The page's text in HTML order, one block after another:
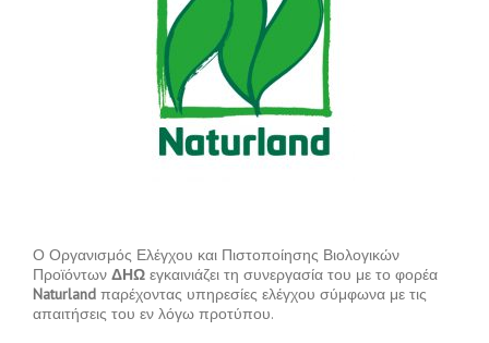
Ο Οργανισμός Ελέγχου και Πιστοποίησης Βιολογικών
Προϊόντων ΔΗΩ εγκαινιάζει τη συνεργασία του με το φορέα
Naturland παρέχοντας υπηρεσίες ελέγχου σύμφωνα με τις
απαιτήσεις του εν λόγω προτύπου.